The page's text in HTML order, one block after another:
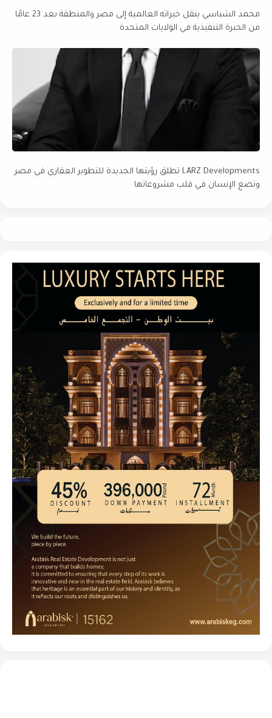
محمد الشباسي ينقل خبراته العالمية إلى مصر والمنطقة بعد 23 عامًا
من الخبرة التنفيذية في الولايات المتحدة
LARZ Developments تطلق رؤيتها الجديدة للتطوير العقاري في مصر
وتضع الإنسان في قلب مشروعاتها